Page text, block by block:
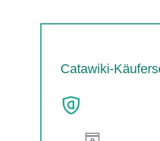
Catawiki-